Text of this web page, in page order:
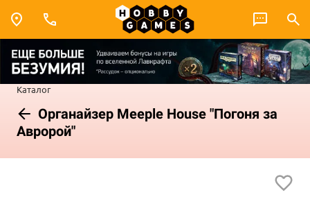
Каталог
Органайзер Meeple House "Погоня за
Авророй"